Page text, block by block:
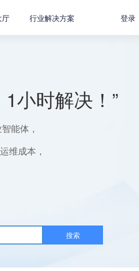
厅 行业解决方案 登录
小时解决！”
能体，
维成本，
搜索